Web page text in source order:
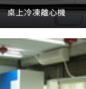
桌上冷凍離心機